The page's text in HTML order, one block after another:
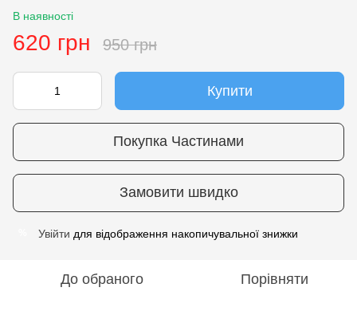
В наявності
620 грн 950 грн
Купити
Покупка Частинами
Замовити швидко
Увійти для відображення накопичувальної знижки
До обраного Порівняти